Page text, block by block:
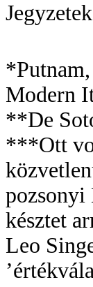
Jegyzetek
Modern
**De
***Ott
pozsonyi
késztet
Leo